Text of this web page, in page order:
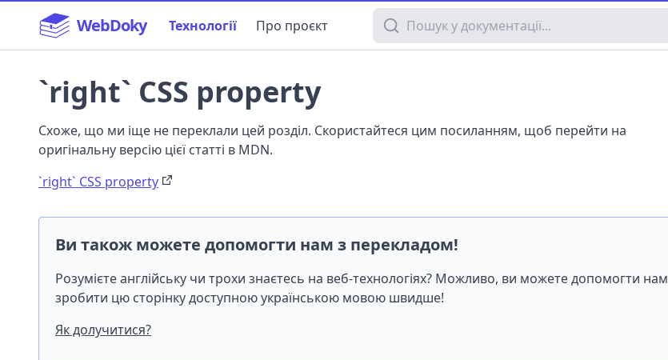
WebDoky Технології Про проєкт Пошук у документації
`right` CSS property
Схоже, що ми іще не переклали цей розділ. Скористайтеся цим посиланням, щоб перейти на
оригінальну версію цієї статті в MDN.
`right` CSS property
Ви також можете допомогти нам з перекладом!
Розумієте англійську чи трохи знаєтесь на веб-технологіях? Можливо, ви можете допомогти нам
зробити цю сторінку доступною українською мовою швидше!
Як долучитися?